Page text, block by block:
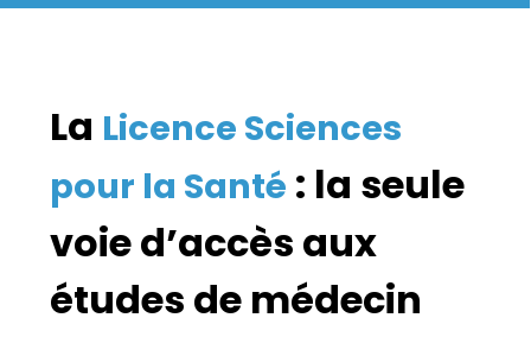
La Licence Sciences
pour la Santé : la seule
voie d’accès aux
études de médecin